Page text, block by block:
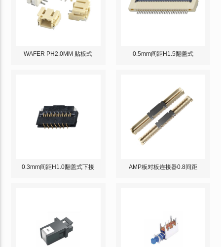
WAFER PH2.0MM 贴板式 0.5mm间距H1.5翻盖式
0.3mm间距H1.0翻盖式下接 AMP板对板连接器0.8间距